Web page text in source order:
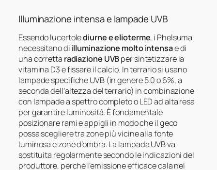
Illuminazione intensa e lampade UVB
Essendo lucertolediurne e elioterme, i Phelsuma
necessitano di illuminazione molto intensae di
una corretta radiazione UVBper sintetizzare la
vitamina D3 e fissare il calcio. In terrario si usano
lampade specifiche UVB (in genere 5.0 o 6%, a
seconda dell’altezza del terrario) in combinazione
con lampade a spettro completo o LED ad alta resa
per garantire luminosità. È fondamentale
posizionare rami e appigli in modo che il geco
possa scegliere tra zone più vicine alla fonte
luminosa e zone d’ombra. La lampada UVB va
sostituita regolarmente secondo le indicazioni del
produttore, perché l’emissione efficace cala nel